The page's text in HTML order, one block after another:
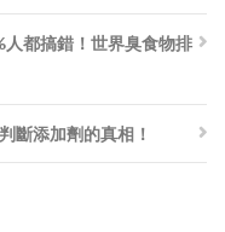
都搞錯！世界臭食物排
斷添加劑的真相！